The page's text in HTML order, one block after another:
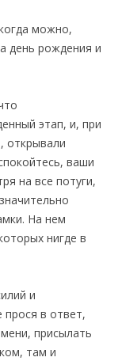
можно,
день рождения и
этап, и, при
открывали
ваши
на все потуги,
На нем
нигде в
и
прося в ответ,
присылать
там и